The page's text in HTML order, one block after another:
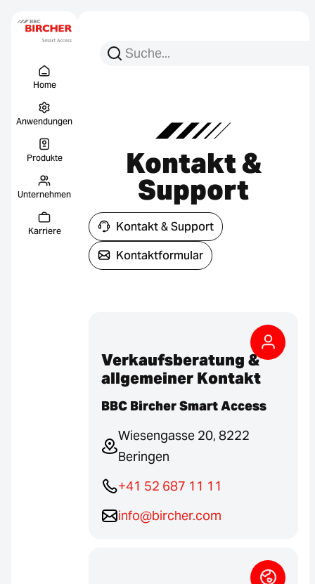
Home
Anwendungen
Produkte
Unternehmen
Karriere
Suchen Sie nach:
Suche
Kontakt &
Support
Kontakt & Support
Kontaktformular
Verkaufsberatung &
allgemeiner Kontakt
BBC Bircher Smart Access
Wiesengasse 20, 8222
Beringen
+41 52 687 11 11
info@bircher.com